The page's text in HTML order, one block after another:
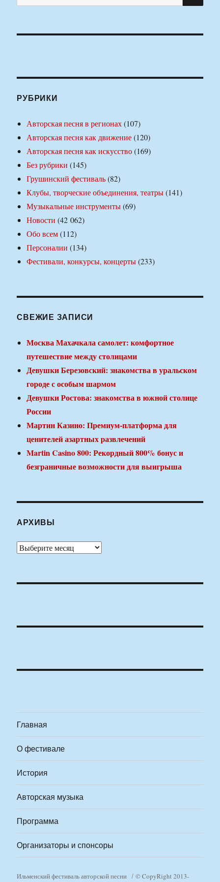
РУБРИКИ
Авторская песня в регионах(107)
Авторская песня как движение(120)
Авторская песня как искусство(169)
Без рубрики (145)
Грушинский фестиваль(82)
Клубы, творческие объединения, театры(141)
Музыкальные инструменты(69)
Новости (42 062)
Обо всем(112)
Персоналии (134)
Фестивали, конкурсы, концерты(233)
СВЕЖИЕ ЗАПИСИ
Москва Махачкала самолет: комфортное
путешествие между столицами
Девушки Березовский: знакомства в уральском
городе с особым шармом
Девушки Ростова: знакомства в южной столице
России
Мартин Казино: Премиум-платформа для
ценителей азартных развлечений
Martin Casino 800: Рекордный 800% бонус и
безграничные возможности для выигрыша
АРХИВЫ
Архивы
Главная
О фестивале
История
Авторская музыка
Программа
Организаторы и спонсоры
Ильменский фестиваль авторской песни
© CopyRight 2013-